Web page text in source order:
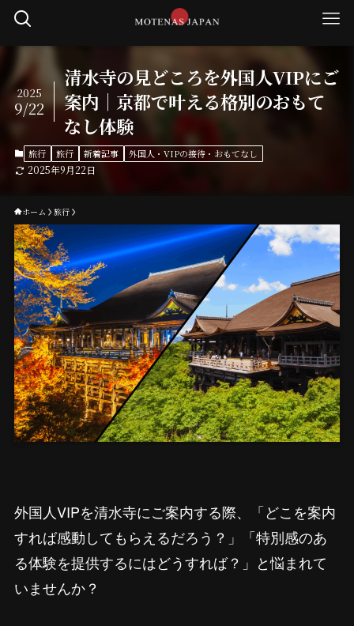
清水寺の見どころを外国人VIPにご
案内｜京都で叶える格別のおもて
なし体験
2025
9/22
旅行 旅行 新着記事 外国人・VIPの接待・おもてなし
2025年9月22日
ホーム 旅行
外国人VIPを清水寺にご案内する際、「どこを案内
すれば感動してもらえるだろう？」「特別感のあ
る体験を提供するにはどうすれば？」と悩まれて
いませんか？